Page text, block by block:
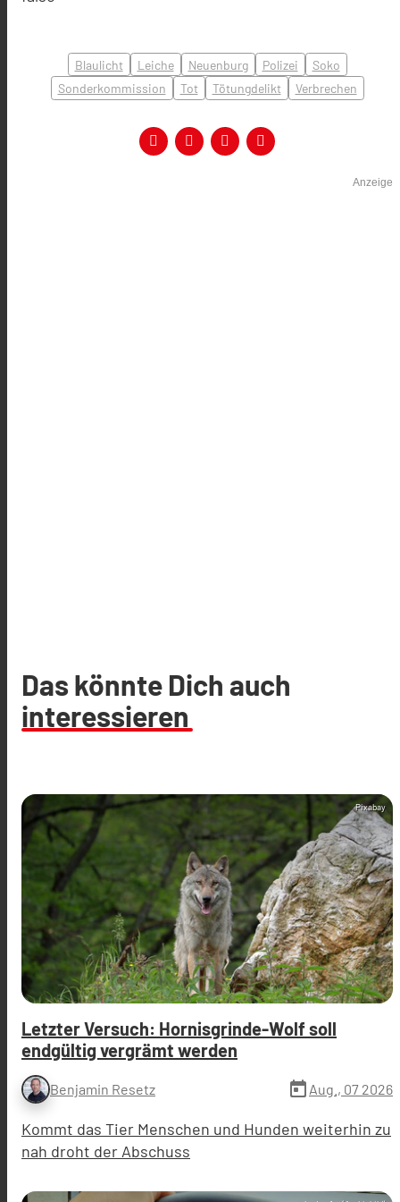
Blaulicht Leiche Neuenburg Polizei
Soko
Sonderkommission
Tot Tötungdelikt Verbrechen
Anzeige
Das könnte Dich auch
interessieren
Pixabay
Letzter Versuch: Hornisgrinde-Wolf soll
endgültig vergrämt werden
Benjamin Resetz today Aug., 07 2026
Kommt das Tier Menschen und Hunden weiterhin zu
nah droht der Abschuss